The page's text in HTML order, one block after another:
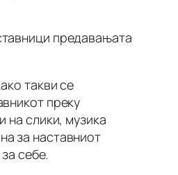
предавањата
такви се
преку
на слики, музика
за наставниот
себе.